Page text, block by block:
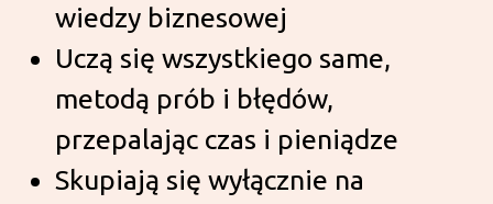
wiedzy biznesowej
Uczą się wszystkiego same,
metodą prób i błędów,
przepalając czas i pieniądze
Skupiają się wyłącznie na